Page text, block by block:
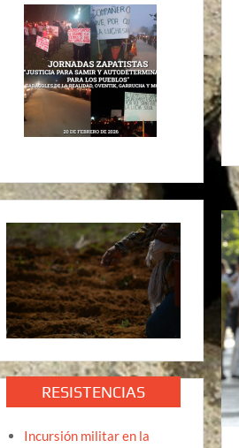
RESISTENCIAS
Incursión militar en la